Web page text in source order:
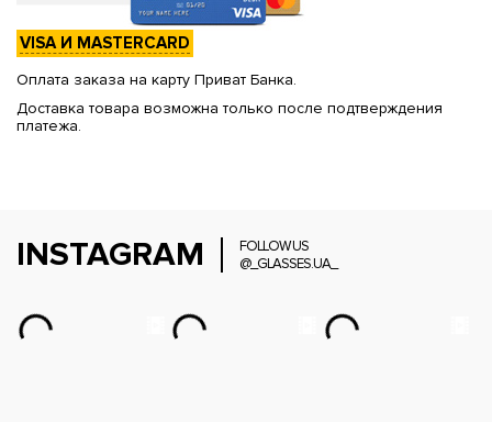
VISA И MASTERCARD
Оплата заказа на карту Приват Банка.
Доставка товара возможна только после подтверждения
платежа.
INSTAGRAM
FOLLOW US
@_GLASSES.UA_